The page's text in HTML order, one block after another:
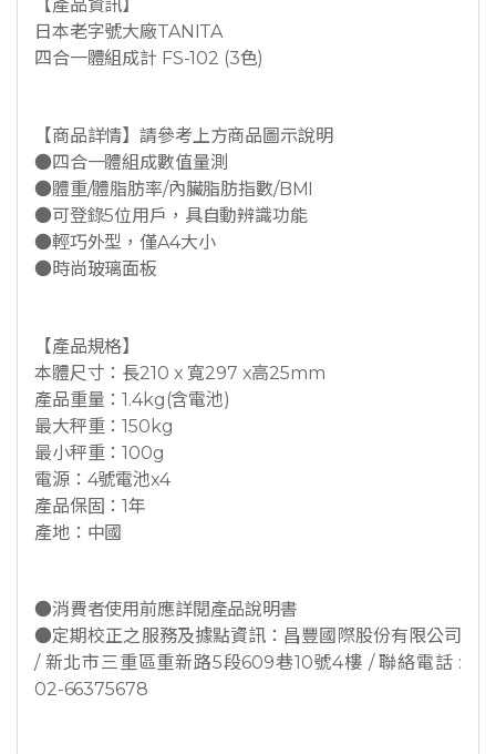
【產品資訊】
日本老字號大廠TANITA
四合一體組成計 FS-102 (3色)
【商品詳情】請參考上方商品圖示說明
●四合一體組成數值量測
●體重/體脂肪率/內臟脂肪指數/BMI
●可登錄5位用戶，具自動辨識功能
●輕巧外型，僅A4大小
●時尚玻璃面板
【產品規格】
本體尺寸：長210 x 寬297 x高25mm
產品重量：1.4kg(含電池)
最大秤重：150kg
最小秤重：100g
電源：4號電池x4
產品保固：1年
產地：中國
●消費者使用前應詳閱產品說明書
●定期校正之服務及據點資訊：昌豐國際股份有限公司
/ 新北市三重區重新路5段609巷10號4樓 / 聯絡電話 :
02-66375678